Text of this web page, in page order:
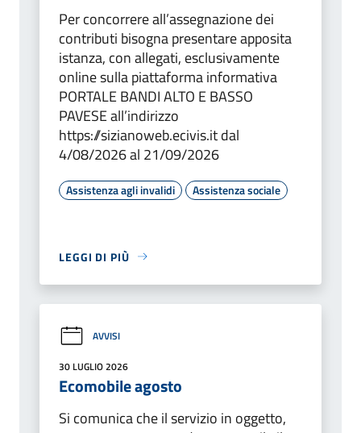
Per concorrere all’assegnazione dei
contributi bisogna presentare apposita
istanza, con allegati, esclusivamente
online sulla piattaforma informativa
PORTALE BANDI ALTO E BASSO
PAVESE all’indirizzo
https://sizianoweb.ecivis.it dal
4/08/2026 al 21/09/2026
Assistenza agli invalidi Assistenza sociale
LEGGI DI PIÙ
AVVISI
30 LUGLIO 2026
Ecomobile agosto
Si comunica che il servizio in oggetto,